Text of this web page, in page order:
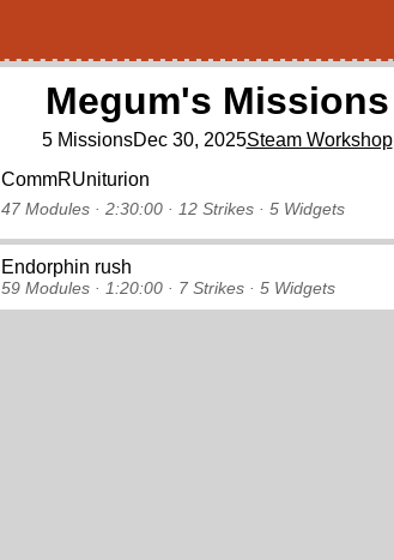
Megum's Missions
5 MissionsDec 30, 2025Steam Workshop
CommRUniturion
47 Modules · 2:30:00 · 12 Strikes · 5 Widgets
Endorphin rush
59 Modules · 1:20:00 · 7 Strikes · 5 Widgets